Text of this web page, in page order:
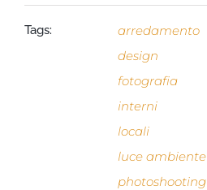
Tags:
arredamento
design
fotografia
interni
locali
luce ambiente
photoshooting